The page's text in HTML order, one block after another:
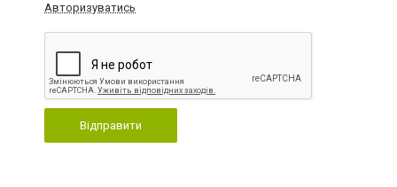
Авторизуватись
Відправити